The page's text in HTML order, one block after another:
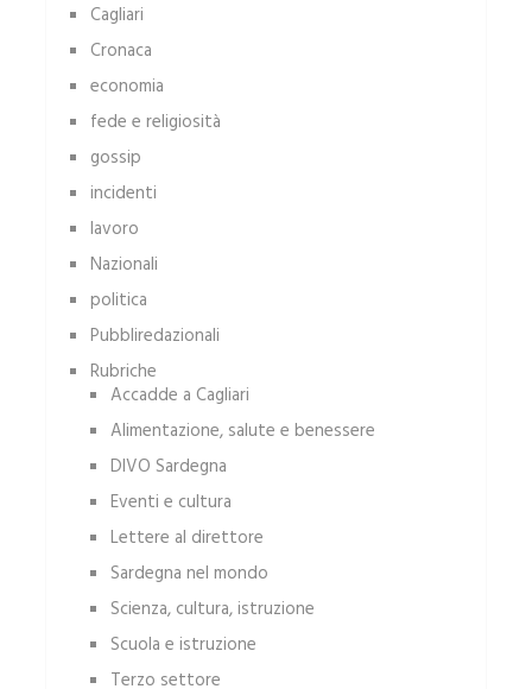
Cagliari
Cronaca
economia
fede e religiosità
gossip
incidenti
lavoro
Nazionali
politica
Pubbliredazionali
Rubriche
Accadde a Cagliari
Alimentazione, salute e benessere
DIVO Sardegna
Eventi e cultura
Lettere al direttore
Sardegna nel mondo
Scienza, cultura, istruzione
Scuola e istruzione
Terzo settore